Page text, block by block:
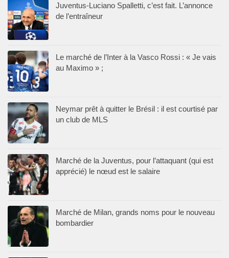
Juventus-Luciano Spalletti, c’est fait. L’annonce
de l’entraîneur
Le marché de l’Inter à la Vasco Rossi : « Je vais
au Maximo » ;
Neymar prêt à quitter le Brésil : il est courtisé par
un club de MLS
Marché de la Juventus, pour l’attaquant (qui est
apprécié) le nœud est le salaire
Marché de Milan, grands noms pour le nouveau
bombardier